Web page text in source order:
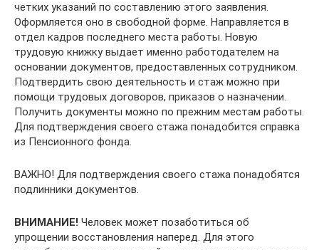
четких указаний по составлению этого заявления.
Оформляется оно в свободной форме. Направляется в
отдел кадров последнего места работы. Новую
трудовую книжку выдает именно работодателем на
основании документов, предоставленных сотрудником.
Подтвердить свою деятельность и стаж можно при
помощи трудовых договоров, приказов о назначении.
Получить документы можно по прежним местам работы.
Для подтверждения своего стажа понадобится справка
из Пенсионного фонда.
ВАЖНО! Для подтверждения своего стажа понадобятся
подлинники документов.
ВНИМАНИЕ! Человек может позаботиться об
упрощении восстановления наперед. Для этого